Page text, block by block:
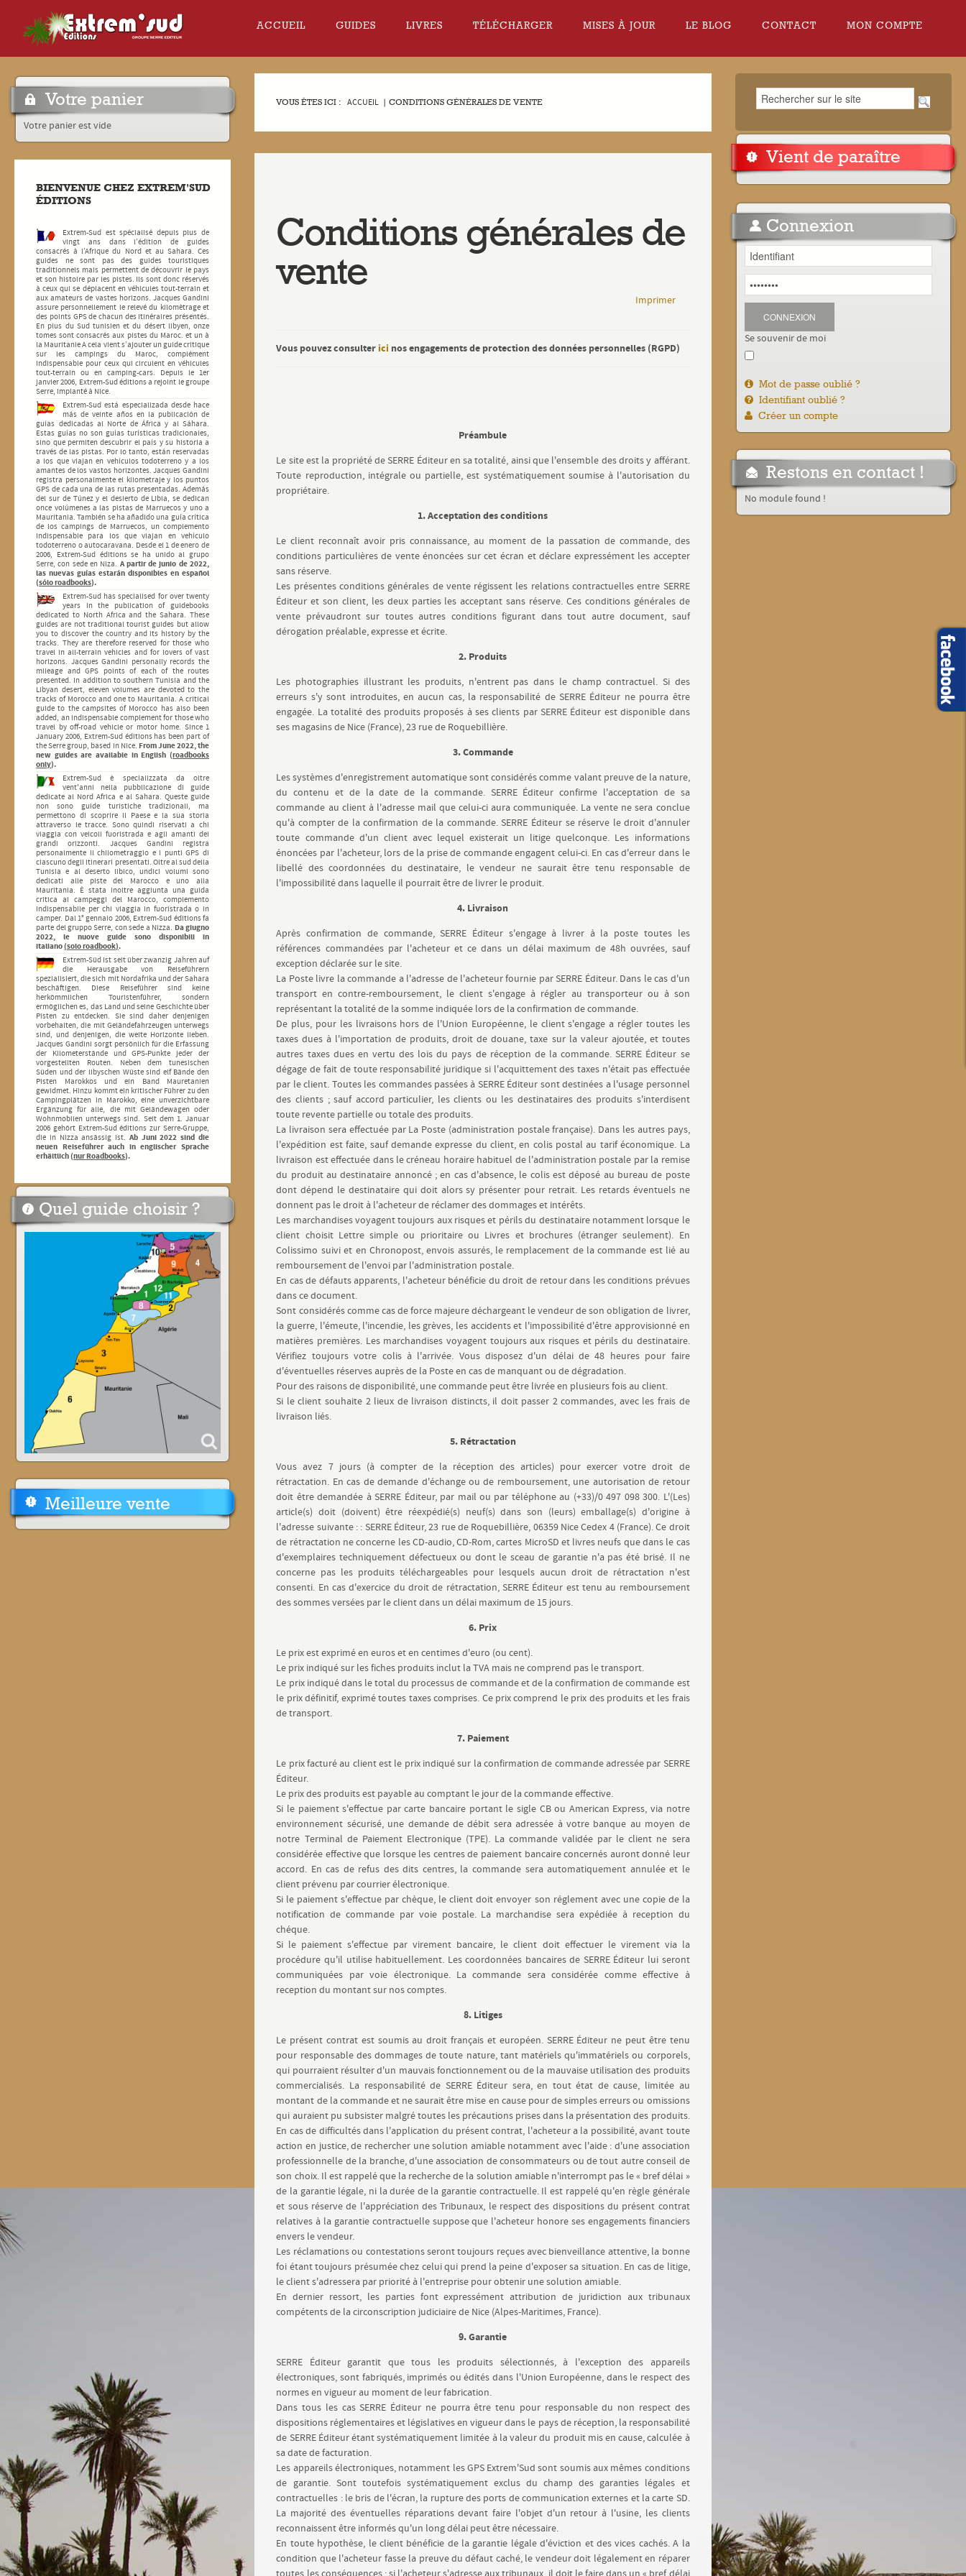
ACCUEIL GUIDES LIVRES TÉLÉCHARGER MISES À JOUR LE BLOG CONTACT MON COMPTE
Votre panier
Votre panier est vide
BIENVENUE CHEZEXTREM'SUD
ÉDITIONS
Extrem-Sud est spécialisé depuis plus de
vingt ans dans l’édition de guides
consacrés à l’Afrique du Nord et au Sahara. Ces
guides ne sont pas des guides touristiques
traditionnels mais permettent de découvrir le pays
et son histoire par les pistes. Ils sont donc réservés
à ceux qui se déplacent en véhicules tout-terrain et
aux amateurs de vastes horizons. Jacques Gandini
assure personnellement le relevé du kilomètrage et
des points GPS de chacun des itinéraires présentés.
En plus du Sud tunisien et du désert libyen, onze
tomes sont consacrés aux pistes du Maroc. et un à
la Mauritanie A cela vient s’ajouter un guide critique
sur les campings du Maroc, complément
indispensable pour ceux qui circulent en véhicules
tout-terrain ou en camping-cars. Depuis le 1er
janvier 2006, Extrem-Sud éditions a rejoint le groupe
Serre, implanté à Nice.
Extrem-Sud está especializada desde hace
más de veinte años en la publicación de
guías dedicadas al Norte de África y al Sáhara.
Estas guías no son guías turísticas tradicionales,
sino que permiten descubrir el país y su historia a
través de las pistas. Por lo tanto, están reservadas
a los que viajan en vehículos todoterreno y a los
amantes de los vastos horizontes. Jacques Gandini
registra personalmente el kilometraje y los puntos
GPS de cada una de las rutas presentadas. Además
del sur de Túnez y el desierto de Libia, se dedican
once volúmenes a las pistas de Marruecos y uno a
Mauritania. También se ha añadido una guía crítica
de los campings de Marruecos, un complemento
indispensable para los que viajan en vehículo
todoterreno o autocaravana. Desde el 1 de enero de
2006, Extrem-Sud éditions se ha unido al grupo
Serre, con sede en Niza. A partir de junio de 2022,
las nuevas guías estarán disponibles en español
(sólo roadbooks).
Extrem-Sud has specialised for over twenty
years in the publication of guidebooks
dedicated to North Africa and the Sahara. These
guides are not traditional tourist guides but allow
you to discover the country and its history by the
tracks. They are therefore reserved for those who
travel in all-terrain vehicles and for lovers of vast
horizons. Jacques Gandini personally records the
mileage and GPS points of each of the routes
presented. In addition to southern Tunisia and the
Libyan desert, eleven volumes are devoted to the
tracks of Morocco and one to Mauritania. A critical
guide to the campsites of Morocco has also been
added, an indispensable complement for those who
travel by off-road vehicle or motor home. Since 1
January 2006, Extrem-Sud éditions has been part of
the Serre group, based in Nice. From June 2022, the
new guides are available in English (roadbooks
only).
Extrem-Sud è specializzata da oltre
vent'anni nella pubblicazione di guide
dedicate al Nord Africa e al Sahara. Queste guide
non sono guide turistiche tradizionali, ma
permettono di scoprire il Paese e la sua storia
attraverso le tracce. Sono quindi riservati a chi
viaggia con veicoli fuoristrada e agli amanti dei
grandi orizzonti. Jacques Gandini registra
personalmente il chilometraggio e i punti GPS di
ciascuno degli itinerari presentati. Oltre al sud della
Tunisia e al deserto libico, undici volumi sono
dedicati alle piste del Marocco e uno alla
Mauritania. È stata inoltre aggiunta una guida
critica ai campeggi del Marocco, complemento
indispensabile per chi viaggia in fuoristrada o in
camper. Dal 1° gennaio 2006, Extrem-Sud éditions fa
parte del gruppo Serre, con sede a Nizza. Da giugno
2022, le nuove guide sono disponibili in
italiano(solo roadbook).
Extrem-Süd ist seit über zwanzig Jahren auf
die Herausgabe von Reiseführern
spezialisiert, die sich mit Nordafrika und der Sahara
beschäftigen. Diese Reiseführer sind keine
herkömmlichen Touristenführer, sondern
ermöglichen es, das Land und seine Geschichte über
Pisten zu entdecken. Sie sind daher denjenigen
vorbehalten, die mit Geländefahrzeugen unterwegs
sind, und denjenigen, die weite Horizonte lieben.
Jacques Gandini sorgt persönlich für die Erfassung
der Kilometerstände und GPS-Punkte jeder der
vorgestellten Routen. Neben dem tunesischen
Süden und der libyschen Wüste sind elf Bände den
Pisten Marokkos und ein Band Mauretanien
gewidmet. Hinzu kommt ein kritischer Führer zu den
Campingplätzen in Marokko, eine unverzichtbare
Ergänzung für alle, die mit Geländewagen oder
Wohnmobilen unterwegs sind. Seit dem 1. Januar
2006 gehört Extrem-Sud éditions zur Serre-Gruppe,
die in Nizza ansässig ist. Ab Juni 2022 sind die
neuen Reiseführer auch in englischer Sprache
erhältlich (nur Roadbooks).
Quel guide choisir ?
Meilleure vente
VOUS ÊTES ICI : ACCUEIL |CONDITIONS GÉNÉRALES DE VENTE
Conditions générales de
vente
Imprimer
Vous pouvez consulterici nos engagements de protection des données personnelles (RGPD)
Préambule
Le site est la propriété de SERRE Éditeur en sa totalité, ainsi que l'ensemble des droits y afférant.
Toute reproduction, intégrale ou partielle, est systématiquement soumise à l'autorisation du
propriétaire.
1. Acceptation des conditions
Le client reconnaît avoir pris connaissance, au moment de la passation de commande, des
conditions particulières de vente énoncées sur cet écran et déclare expressément les accepter
sans réserve.
Les présentes conditions générales de vente régissent les relations contractuelles entre SERRE
Éditeur et son client, les deux parties les acceptant sans réserve. Ces conditions générales de
vente prévaudront sur toutes autres conditions figurant dans tout autre document, sauf
dérogation préalable, expresse et écrite.
2. Produits
Les photographies illustrant les produits, n'entrent pas dans le champ contractuel. Si des
erreurs s'y sont introduites, en aucun cas, la responsabilité de SERRE Éditeur ne pourra être
engagée. La totalité des produits proposés à ses clients par SERRE Éditeur est disponible dans
ses magasins de Nice (France), 23 rue de Roquebillière.
3. Commande
Les systèmes d'enregistrement automatique sont considérés comme valant preuve de la nature,
du contenu et de la date de la commande. SERRE Éditeur confirme l'acceptation de sa
commande au client à l'adresse mail que celui-ci aura communiquée. La vente ne sera conclue
qu'à compter de la confirmation de la commande. SERRE Éditeur se réserve le droit d'annuler
toute commande d'un client avec lequel existerait un litige quelconque. Les informations
énoncées par l'acheteur, lors de la prise de commande engagent celui-ci. En cas d'erreur dans le
libellé des coordonnées du destinataire, le vendeur ne saurait être tenu responsable de
l'impossibilité dans laquelle il pourrait être de livrer le produit.
4. Livraison
Après confirmation de commande, SERRE Éditeur s'engage à livrer à la poste toutes les
références commandées par l'acheteur et ce dans un délai maximum de 48h ouvrées, sauf
exception déclarée sur le site.
La Poste livre la commande a l'adresse de l'acheteur fournie par SERRE Éditeur. Dans le cas d'un
transport en contre-remboursement, le client s'engage à régler au transporteur ou à son
représentant la totalité de la somme indiquée lors de la confirmation de commande.
De plus, pour les livraisons hors de l'Union Européenne, le client s'engage a régler toutes les
taxes dues à l'importation de produits, droit de douane, taxe sur la valeur ajoutée, et toutes
autres taxes dues en vertu des lois du pays de réception de la commande. SERRE Éditeur se
dégage de fait de toute responsabilité juridique si l'acquittement des taxes n'était pas effectuée
par le client. Toutes les commandes passées à SERRE Éditeur sont destinées a l'usage personnel
des clients ; sauf accord particulier, les clients ou les destinataires des produits s'interdisent
toute revente partielle ou totale des produits.
La livraison sera effectuée par La Poste (administration postale française). Dans les autres pays,
l'expédition est faite, sauf demande expresse du client, en colis postal au tarif économique. La
livraison est effectuée dans le créneau horaire habituel de l'administration postale par la remise
du produit au destinataire annoncé ; en cas d'absence, le colis est déposé au bureau de poste
dont dépend le destinataire qui doit alors sy présenter pour retrait. Les retards éventuels ne
donnent pas le droit à l'acheteur de réclamer des dommages et intérêts.
Les marchandises voyagent toujours aux risques et périls du destinataire notamment lorsque le
client choisit Lettre simple ou prioritaireou Livres et brochures(étranger seulement). En
Colissimo suivi et en Chronopost, envois assurés, le remplacement de la commande est lié au
remboursement de l'envoi par l'administration postale.
En cas de défauts apparents, l'acheteur bénéficie du droit de retour dans les conditions prévues
dans ce document.
Sont considérés comme cas de force majeure déchargeant le vendeur de son obligation de livrer,
la guerre, l'émeute, l'incendie, les grèves, les accidents et l'impossibilité d'être approvisionné en
matières premières. Les marchandises voyagent toujours aux risques et périls du destinataire.
Vérifiez toujours votre colis à l'arrivée. Vous disposez d'un délai de 48 heures pour faire
d'éventuelles réserves auprès de la Poste en cas de manquant ou de dégradation.
Pour des raisons de disponibilité, une commande peut être livrée en plusieurs fois au client.
Si le client souhaite 2 lieux de livraison distincts, il doit passer 2 commandes, avec les frais de
livraison liés.
5. Rétractation
Vous avez 7 jours (à compter de la réception des articles) pour exercer votre droit de
rétractation. En cas de demande d'échange ou de remboursement, une autorisation de retour
doit être demandée à SERRE Éditeur, par mail ou par téléphone au (+33)/0 497 098 300. L'(Les)
article(s) doit (doivent) être réexpédié(s) neuf(s) dans son (leurs) emballage(s) d'origine à
l'adresse suivante : : SERRE Éditeur, 23 rue de Roquebillière, 06359 Nice Cedex 4 (France). Ce droit
de rétractation ne concerne les CD-audio, CD-Rom, cartes MicroSD et livres neufs que dans le cas
d'exemplaires techniquement défectueux ou dont le sceau de garantie n'a pas été brisé. Il ne
concerne pas les produits téléchargeables pour lesquels aucun droit de rétractation n'est
consenti. En cas d'exercice du droit de rétractation, SERRE Éditeur est tenu au remboursement
des sommes versées par le client dans un délai maximum de 15 jours.
6. Prix
Le prix est exprimé en euros et en centimes d'euro (ou cent).
Le prix indiqué sur les fiches produits inclut la TVA mais ne comprend pas le transport.
Le prix indiqué dans le total du processus de commande et de la confirmation de commande est
le prix définitif, exprimé toutes taxes comprises. Ce prix comprend le prix des produits et les frais
de transport.
7. Paiement
Le prix facturé au client est le prix indiqué sur la confirmation de commande adressée par SERRE
Éditeur.
Le prix des produits est payable au comptant le jour de la commande effective.
Si le paiement s'effectue par carte bancaire portant le sigle CB ou American Express, via notre
environnement sécurisé, une demande de débit sera adressée à votre banque au moyen de
notre Terminal de Paiement Electronique (TPE). La commande validée par le client ne sera
considérée effective que lorsque les centres de paiement bancaire concernés auront donné leur
accord. En cas de refus des dits centres, la commande sera automatiquement annulée et le
client prévenu par courrier électronique.
Si le paiement s'effectue par chèque, le client doit envoyer son réglement avec une copie de la
notification de commande par voie postale. La marchandise sera expédiée à reception du
chéque.
Si le paiement s'effectue par virement bancaire, le client doit effectuer le virement via la
procédure qu'il utilise habituellement. Les coordonnées bancaires de SERRE Éditeur lui seront
communiquées par voie électronique. La commande sera considérée comme effective à
reception du montant sur nos comptes.
8. Litiges
Le présent contrat est soumis au droit français et européen. SERRE Éditeur ne peut être tenu
pour responsable des dommages de toute nature, tant matériels qu'immatériels ou corporels,
qui pourraient résulter d'un mauvais fonctionnement ou de la mauvaise utilisation des produits
commercialisés. La responsabilité de SERRE Éditeur sera, en tout état de cause, limitée au
montant de la commande et ne saurait être mise en cause pour de simples erreurs ou omissions
qui auraient pu subsister malgré toutes les précautions prises dans la présentation des produits.
En cas de difficultés dans l'application du présent contrat, l'acheteur a la possibilité, avant toute
action en justice, de rechercher une solution amiable notamment avec l'aide : d'une association
professionnelle de la branche, d'une association de consommateurs ou de tout autre conseil de
son choix. Il est rappelé que la recherche de la solution amiable n'interrompt pas le « bref délai »
de la garantie légale, ni la durée de la garantie contractuelle. Il est rappelé qu'en règle générale
et sous réserve de l'appréciation des Tribunaux, le respect des dispositions du présent contrat
relatives à la garantie contractuelle suppose que l'acheteur honore ses engagements financiers
envers le vendeur.
Les réclamations ou contestations seront toujours reçues avec bienveillance attentive, la bonne
foi étant toujours présumée chez celui qui prend la peine d'exposer sa situation. En cas de litige,
le client s'adressera par priorité à l'entreprise pour obtenir une solution amiable.
En dernier ressort, les parties font expressément attribution de juridiction aux tribunaux
compétents de la circonscription judiciaire de Nice (Alpes-Maritimes, France).
9. Garantie
SERRE Éditeur garantit que tous les produits sélectionnés, à l'exception des appareils
électroniques, sont fabriqués, imprimés ou édités dans l'Union Européenne, dans le respect des
normes en vigueur au moment de leur fabrication.
Dans tous les cas SERRE Éditeur ne pourra être tenu pour responsable du non respect des
dispositions réglementaires et législatives en vigueur dans le pays de réception, la responsabilité
de SERRE Éditeur étant systématiquement limitée à la valeur du produit mis en cause, calculée à
sa date de facturation.
Les appareils électroniques, notamment les GPS Extrem'Sud sont soumis aux mêmes conditions
de garantie. Sont toutefois systématiquement exclus du champ des garanties légales et
contractuelles : le bris de l'écran, la rupture des ports de communication externes et la carte SD.
La majorité des éventuelles réparations devant faire l'objet d'un retour à l'usine, les clients
reconnaissent être informés qu'un long délai peut être nécessaire.
En toute hypothèse, le client bénéficie de la garantie légale d'éviction et des vices cachés. A la
condition que l'acheteur fasse la preuve du défaut caché, le vendeur doit légalement en réparer
Vient de paraître
Connexion
CONNEXION
Se souvenir de moi
Mot de passe oublié ?
Identifiant oublié ?
Créer un compte
Restons en contact !
No module found !